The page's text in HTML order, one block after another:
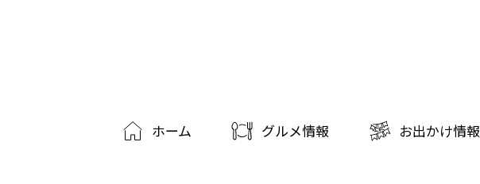
ホーム グルメ情報 お出かけ情報